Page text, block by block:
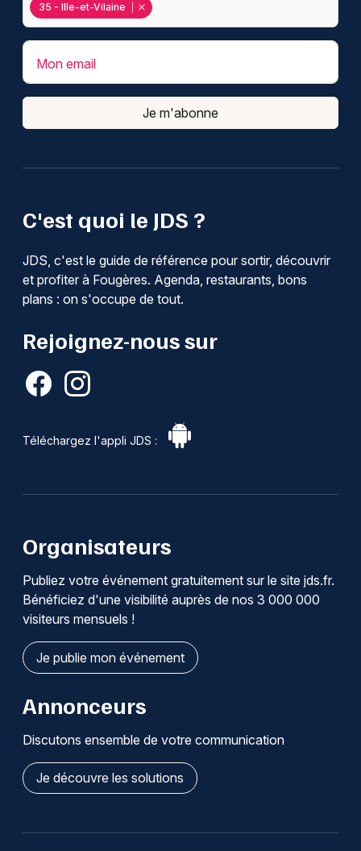
C'est quoi le JDS ?
JDS, c'est le guide de référence pour sortir, découvrir
et profiter à Fougères. Agenda, restaurants, bons
plans : on s'occupe de tout.
Rejoignez-nous sur
Téléchargez l'appli JDS :
35 - Ille-et-Vilaine
Mon email
Je m'abonne
Organisateurs
Publiez votre événement gratuitement sur le site jds.fr.
Bénéficiez d'une visibilité auprès de nos 3 000 000
visiteurs mensuels !
Je publie mon événement
Annonceurs
Discutons ensemble de votre communication
Je découvre les solutions